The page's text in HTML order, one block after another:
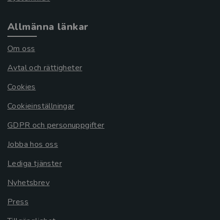
Allmänna länkar
Om oss
Avtal och rättigheter
Cookies
Cookieinställningar
GDPR och personuppgifter
Jobba hos oss
Lediga tjänster
Nyhetsbrev
Press